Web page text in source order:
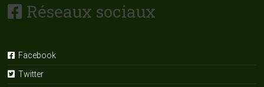
Réseaux sociaux
Facebook
Twitter